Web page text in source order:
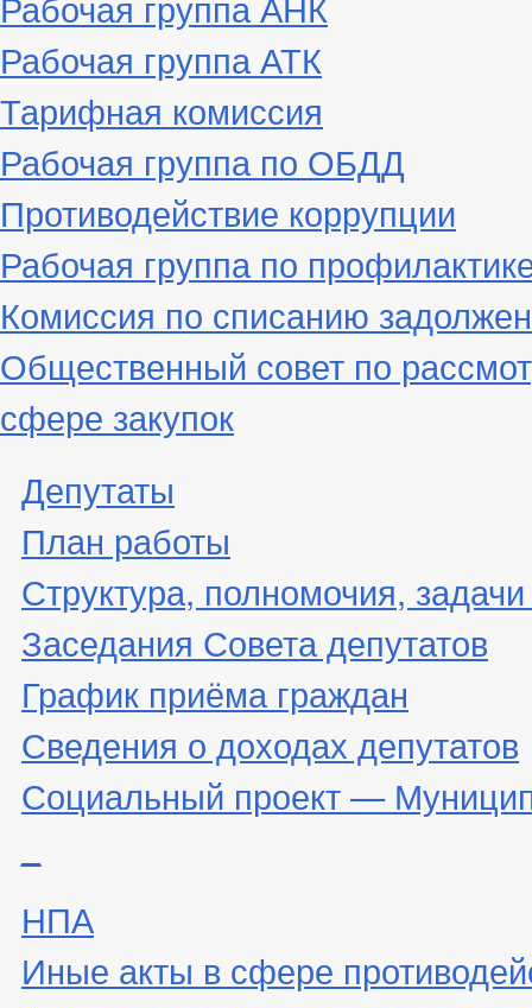
Рабочая группа АТК
Тарифная комиссия
Рабочая группа по ОБДД
Противодействие коррупции
Рабочая группа по
Комиссия по списанию
Общественный совет по
сфере закупок
Депутаты
План работы
Структура, полномочия,
Заседания Совета депутатов
График приёма граждан
Сведения о доходах депутатов
Социальный проект —
НПА
Иные акты в сфере